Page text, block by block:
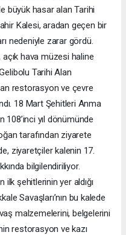
büyük hasar alan Tarihi
Kalesi, aradan geçen bir
nedeniyle zarar gördü.
açık hava müzesi haline
Tarihi Alan
restorasyon ve çevre
18 Mart Şehitleri Anma
108’inci yıl dönümünde
tarafından ziyarete
ziyaretçiler kalenin 17.
bilgilendiriliyor.
ilk şehitlerinin yer aldığı
Savaşları’nın bu kalede
malzemelerini, belgelerini
restorasyon ve kazı